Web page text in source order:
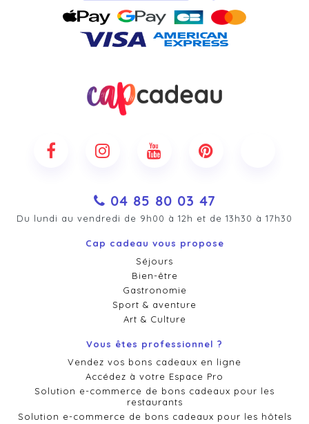
04 85 80 03 47
Du lundi au vendredi de 9h00 à 12h et de 13h30 à 17h30
Cap cadeau vous propose
Séjours
Bien-être
Gastronomie
Sport & aventure
Art & Culture
Vous êtes professionnel ?
Vendez vos bons cadeaux en ligne
Accédez à votre Espace Pro
Solution e-commerce de bons cadeaux pour les
restaurants
Solution e-commerce de bons cadeaux pour les hôtels